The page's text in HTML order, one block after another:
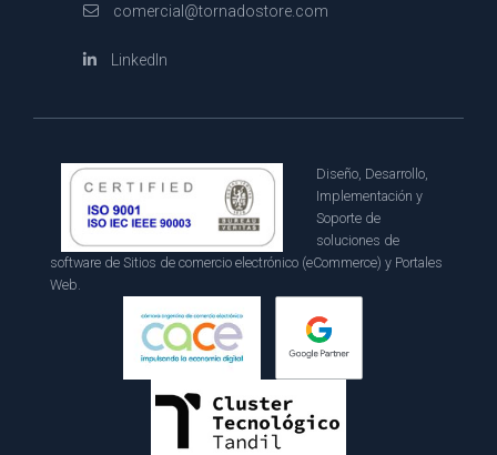
comercial@tornadostore.com
LinkedIn
Diseño, Desarrollo,
Implementación y
Soporte de
soluciones de
software de Sitios de comercio electrónico (eCommerce) y Portales
Web.